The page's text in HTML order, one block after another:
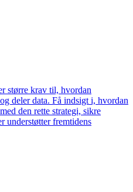
større krav til, hvordan
deler data. Få indsigt i, hvordan
den rette strategi, sikre
understøtter fremtidens